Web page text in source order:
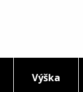
Výška